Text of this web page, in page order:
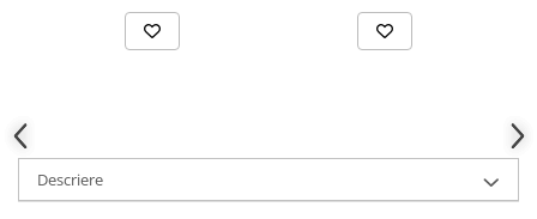
Descriere